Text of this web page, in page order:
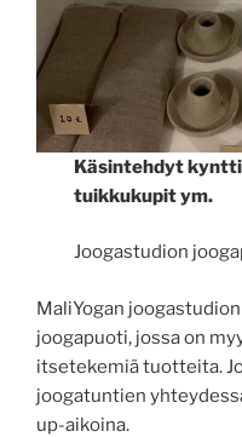
Käsintehdyt
tuikkukupit ym.
Joogastudion
MaliYogan
joogapuoti, jossa on
itsetekemiä tuotteita.
joogatuntien
up-aikoina.